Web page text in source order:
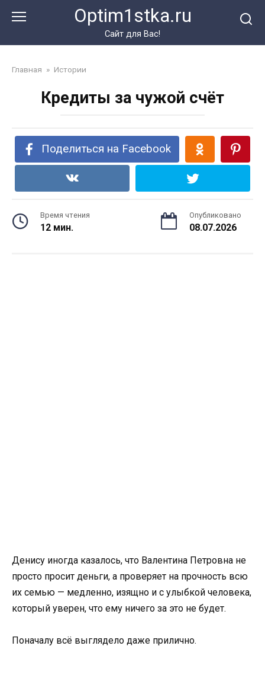
Optim1stka.ru
Сайт для Вас!
Главная » Истории
Кредиты за чужой счёт
Поделиться на Facebook
Время чтения
12 мин.
Опубликовано
08.07.2026
Денису иногда казалось, что Валентина Петровна не
просто просит деньги, а проверяет на прочность всю
их семью — медленно, изящно и с улыбкой человека,
который уверен, что ему ничего за это не будет.
Поначалу всё выглядело даже прилично.